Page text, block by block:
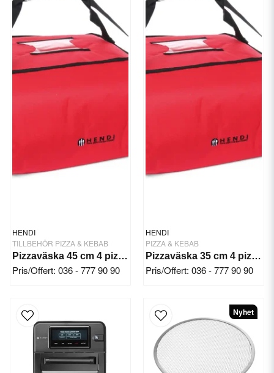
HENDI
TILLBEHÖR PIZZA & KEBAB
Pizzaväska 45 cm 4 pizzor Röd
Pris/Offert: 036 - 777 90 90
HENDI
PIZZA & KEBAB
Pizzaväska 35 cm 4 pizzor Röd
Pris/Offert: 036 - 777 90 90
Nyhet